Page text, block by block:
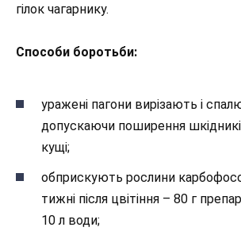
гілок чагарнику.
Способи боротьби:
уражені пагони вирізають і
допускаючи поширення
кущі;
обприскують рослини
тижні після цвітіння – 80 г
10 л води;